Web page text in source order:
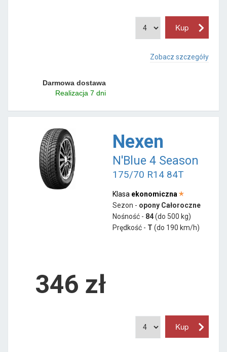
Zobacz szczegóły
Darmowa dostawa
Realizacja 7 dni
Nexen
N'Blue 4 Season
175/70 R14 84T
Klasa ekonomiczna
Sezon - opony Całoroczne
Nośność - 84(do 500 kg)
Prędkość - T (do 190 km/h)
346 zł